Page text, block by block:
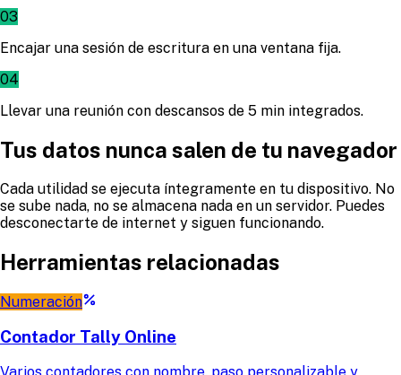
03
Encajar una sesión de escritura en una ventana fija.
04
Llevar una reunión con descansos de 5 min integrados.
Tus datos nunca salen de tu navegador
Cada utilidad se ejecuta íntegramente en tu dispositivo. No
se sube nada, no se almacena nada en un servidor. Puedes
desconectarte de internet y siguen funcionando.
Herramientas relacionadas
Numeración
Contador Tally Online